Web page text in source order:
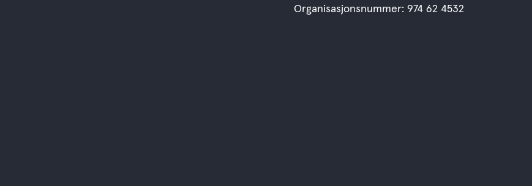
Organisasjonsnummer: 974 62 4532